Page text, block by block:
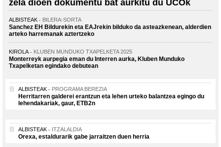
zela dioen dokumentu bat aurkitu du UCOk
ALBISTEAK BILERA-SORTA
Sanchez EH Bildurekin eta EAJrekin bilduko da asteazkenean, alderdien
arteko harremanak aztertzeko
KIROLA KLUBEN MUNDUKO TXAPELKETA 2025
Monterreyk aurpegia eman du Interren aurka, Kluben Munduko
Txapelketan egindako debutean
ALBISTEAK PROGRAMA BEREZIA
Herritarren galderei erantzun eta lehen urteko balantzea egingo du
lehendakariak, gaur, ETB2n
ALBISTEAK ITZALALDIA
Orexa, estaldurarik gabe jarraitzen duen herria